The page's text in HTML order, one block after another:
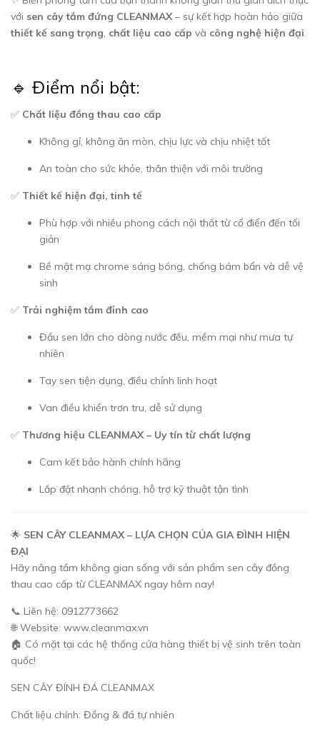
với sen cây tắm đứng CLEANMAX – sự kết hợp hoàn hảo giữa
thiết kế sang trọng chất liệu cao cấp và công nghệ hiện đại
🔹 Điểm nổi bật:
✅ Chất liệu đồng thau cao cấp
Không gỉ, không ăn mòn, chịu lực và chịu nhiệt tốt
An toàn cho sức khỏe, thân thiện với môi trường
✅ Thiết kế hiện đại, tinh tế
Phù hợp với nhiều phong cách nội thất từ cổ điển đến tối
giản
Bề mặt mạ chrome sáng bóng, chống bám bẩn và dễ vệ
sinh
✅ Trải nghiệm tắm đỉnh cao
Đầu sen lớn cho dòng nước đều, mềm mại như mưa tự
nhiên
Tay sen tiện dụng, điều chỉnh linh hoạt
Van điều khiển trơn tru, dễ sử dụng
✅ Thương hiệu CLEANMAX – Uy tín từ chất lượng
Cam kết bảo hành chính hãng
Lắp đặt nhanh chóng, hỗ trợ kỹ thuật tận tình
🌟 SEN CÂY CLEANMAX – LỰA CHỌN CỦA GIA ĐÌNH HIỆN
ĐẠI
Hãy nâng tầm không gian sống với sản phẩm sen cây đồng
thau cao cấp từ CLEANMAX ngay hôm nay!
📞 Liên hệ: 0912773662
🌐 Website: www.cleanmax.vn
🏠 Có mặt tại các hệ thống cửa hàng thiết bị vệ sinh trên toàn
quốc!
SEN CÂY ĐÍNH ĐÁ CLEANMAX
Chất liệu chính: Đồng & đá tự nhiên